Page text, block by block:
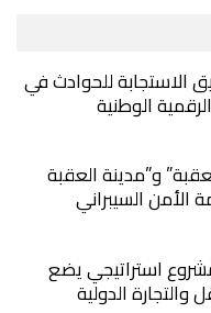
الاستجابة للحوادث في
الوطنية
و”مدينة العقبة
الأمن السيبراني
استراتيجي يضع
والتجارة الدولية